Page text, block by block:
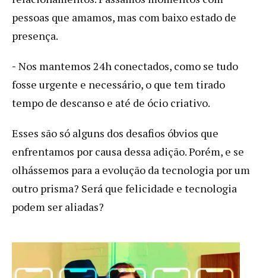
pessoas que amamos, mas com baixo estado de
presença.
- Nos mantemos 24h conectados, como se tudo
fosse urgente e necessário, o que tem tirado
tempo de descanso e até de ócio criativo.
Esses são só alguns dos desafios óbvios que
enfrentamos por causa dessa adição. Porém, e se
olhássemos para a evolução da tecnologia por um
outro prisma? Será que felicidade e tecnologia
podem ser aliadas?